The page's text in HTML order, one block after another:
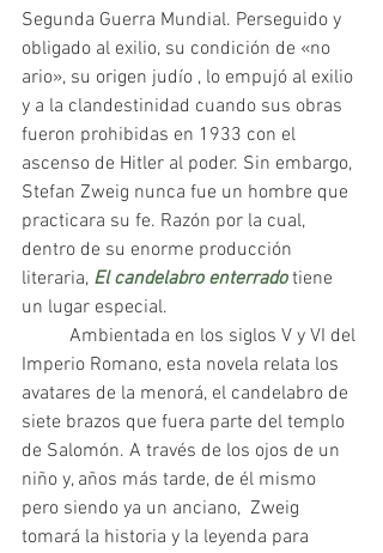
Segunda Guerra Mundial. Perseguido y
obligado al exilio, su condición de «no
ario», su origen judío , lo empujó al exilio
y a la clandestinidad cuando sus obras
fueron prohibidas en 1933 con el
ascenso de Hitler al poder. Sin embargo,
Stefan Zweig nunca fue un hombre que
practicara su fe. Razón por la cual,
dentro de su enorme producción
literaria, El candelabro enterrado tiene
un lugar especial.
Imperio Romano, esta novela relata los
avatares de la menorá, el candelabro de
siete brazos que fuera parte del templo
de Salomón. A través de los ojos de un
niño y, años más tarde, de él mismo
pero siendo ya un anciano,  Zweig
tomará la historia y la leyenda para